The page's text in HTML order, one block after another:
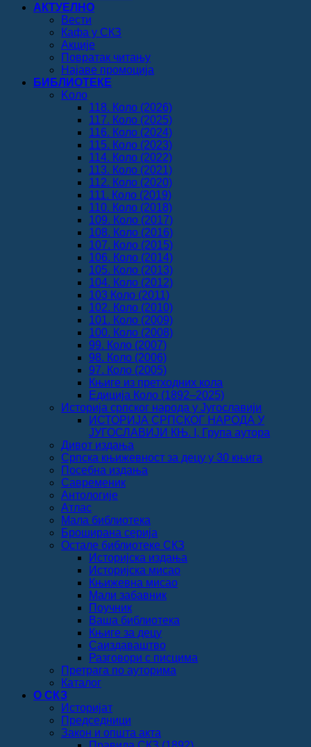
АКТУЕЛНО
Вести
Кафа у СКЗ
Акције
Повратак читању
Најаве промоција
БИБЛИОТЕКЕ
Koло
118. Коло (2026)
117. Коло (2025)
116. Коло (2024)
115. Коло (2023)
114. Коло (2022)
113. Коло (2021)
112. Коло (2020)
111. Коло (2019)
110. Коло (2018)
109. Коло (2017)
108. Коло (2016)
107. Коло (2015)
106. Коло (2014)
105. Коло (2013)
104. Коло (2012)
103 Коло (2011)
102. Коло (2010)
101. Коло (2009)
100. Коло (2008)
99. Коло (2007)
98. Коло (2006)
97. Коло (2005)
Књиге из претходних кола
Едиција Коло (1892‒2025)
Историја српског народа у Југославији
ИСТОРИЈА СРПСКОГ НАРОДА У
ЈУГОСЛАВИЈИ КЊ. I, Група аутора
Дивот издања
Српска књижевност за децу у 30 књига
Посебна издања
Савременик
Антологије
Атлас
Мала библиотека
Броширана серија
Остале библиотеке СКЗ
Историјска издања
Историјска мисао
Књижевна мисао
Мали забавник
Поучник
Ваша библиотека
Књиге за децу
Саиздаваштво
Разговори с писцима
Претрага по ауторима
Каталог
О СКЗ
Историјат
Председници
Закон и општа акта